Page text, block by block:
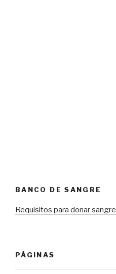
BANCO DE SANGRE
Requisitos para donar sangre
PÁGINAS